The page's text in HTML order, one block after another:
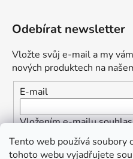
Tento web používá soubory
tohoto webu vyjadřujete
Odebírat newsletter
Vložte svůj e-mail a my
nových produktech na
E-mail
Vložením e-mailu
osobních údajů